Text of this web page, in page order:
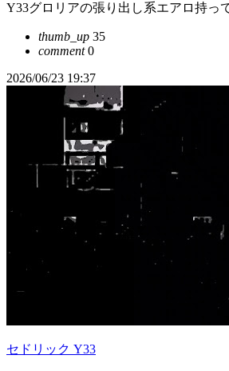
Y33グロリアの張り出し系エアロ持っ
thumb_up 35
comment0
2026/06/23 19:37
セドリック Y33